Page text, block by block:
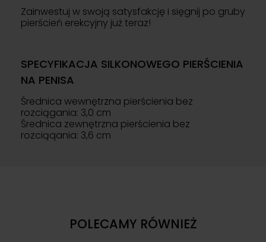
Zainwestuj w swoją satysfakcję i sięgnij po gruby
pierścień erekcyjny już teraz!
SPECYFIKACJA SILKONOWEGO PIERŚCIENIA
NA PENISA
Średnica wewnętrzna pierścienia bez
rozciągania: 3,0 cm
Średnica zewnętrzna pierścienia bez
rozciąqania: 3,6 cm
POLECAMY RÓWNIEŻ